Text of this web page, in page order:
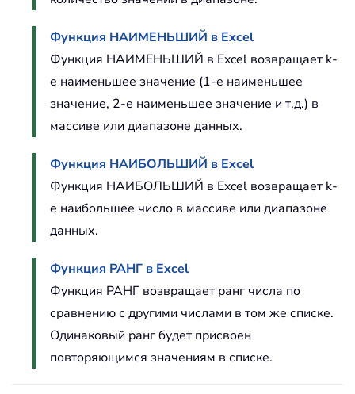
Функция НАИМЕНЬШИЙ в Excel
Функция НАИМЕНЬШИЙ в Excel возвращает k-
е наименьшее значение (1-е наименьшее
значение, 2-е наименьшее значение и т.д.) в
массиве или диапазоне данных.
Функция НАИБОЛЬШИЙ в Excel
Функция НАИБОЛЬШИЙ в Excel возвращает k-
е наибольшее число в массиве или диапазоне
данных.
Функция РАНГ в Excel
Функция РАНГ возвращает ранг числа по
сравнению с другими числами в том же списке.
Одинаковый ранг будет присвоен
повторяющимся значениям в списке.